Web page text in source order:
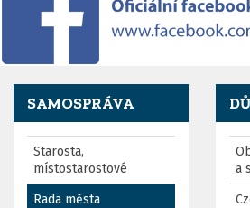
SAMOSPRÁVA
Starosta,
místostarostové
Rada města
a